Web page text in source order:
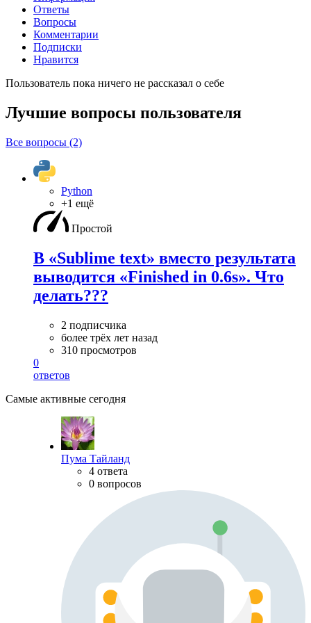
Ответы
Вопросы
Комментарии
Подписки
Нравится
Пользователь пока ничего не рассказал о себе
Лучшие вопросы пользователя
Все вопросы (2)
Python
+1 ещё
Простой
В «Sublime text» вместо результата
выводится «Finished in 0.6s». Что
делать???
2 подписчика
более трёх лет назад
310 просмотров
0
ответов
Самые активные сегодня
Пума Тайланд
4 ответа
0 вопросов